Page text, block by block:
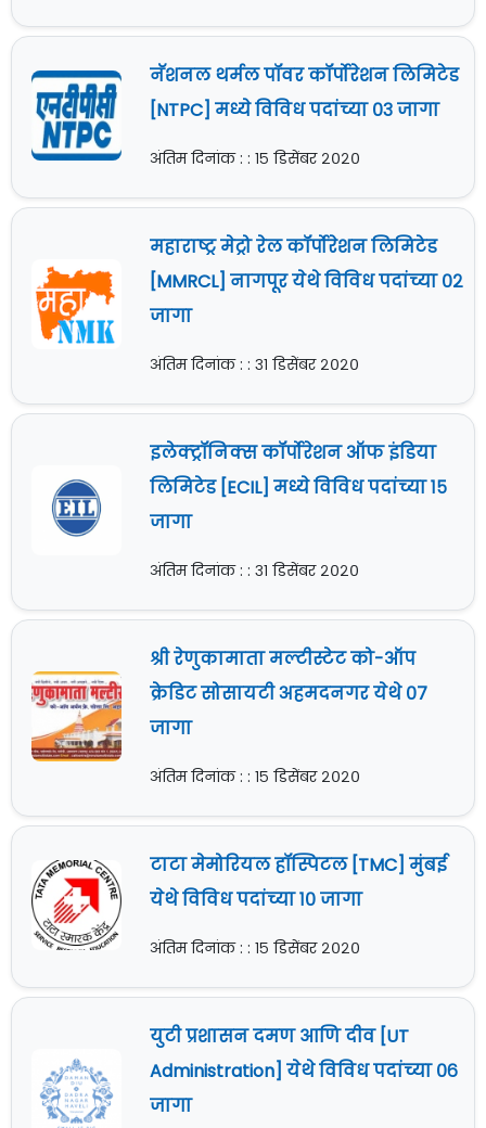
नॅशनल थर्मल पॉवर कॉर्पोरेशन लिमिटेड
[NTPC] मध्ये विविध पदांच्या ०३ जागा
अंतिम दिनांक : : १५ डिसेंबर २०२०
महाराष्ट्र मेट्रो रेल कॉर्पोरेशन लिमिटेड
[MMRCL] नागपूर येथे विविध पदांच्या ०२
जागा
अंतिम दिनांक : : ३१ डिसेंबर २०२०
इलेक्ट्रॉनिक्स कॉर्पोरेशन ऑफ इंडिया
लिमिटेड [ECIL] मध्ये विविध पदांच्या १५
जागा
अंतिम दिनांक : : ३१ डिसेंबर २०२०
श्री रेणुकामाता मल्टीस्टेट को-ऑप
क्रेडिट सोसायटी अहमदनगर येथे ०७
जागा
अंतिम दिनांक : : १५ डिसेंबर २०२०
टाटा मेमोरियल हॉस्पिटल [TMC] मुंबई
येथे विविध पदांच्या १० जागा
अंतिम दिनांक : : १५ डिसेंबर २०२०
युटी प्रशासन दमण आणि दीव [UT
Administration] येथे विविध पदांच्या ०६
जागा